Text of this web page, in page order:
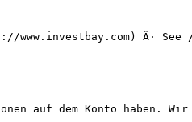
www.investbay.com) Â·
auf dem Konto haben.